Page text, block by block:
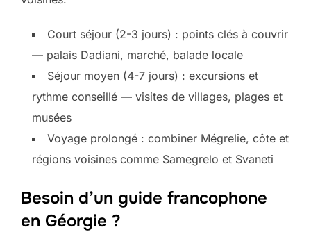
Court séjour (2-3 jours) : points clés à couvrir
— palais Dadiani, marché, balade locale
Séjour moyen (4-7 jours) : excursions et
rythme conseillé — visites de villages, plages et
musées
Voyage prolongé : combiner Mégrelie, côte et
régions voisines comme Samegrelo et Svaneti
Besoin d’un guide francophone
en Géorgie ?